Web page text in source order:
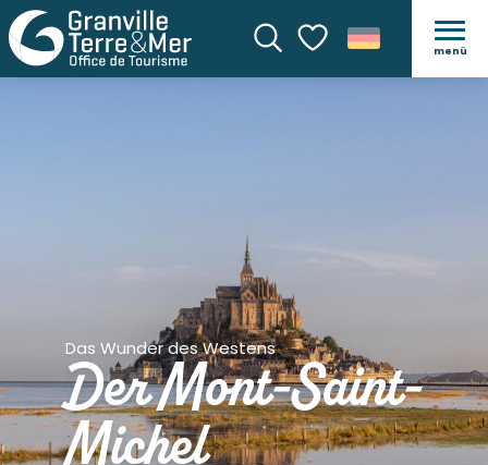
SucheVoir les favoris
menü
Das Wunder des Westens
Der Mont-Saint-
Michel